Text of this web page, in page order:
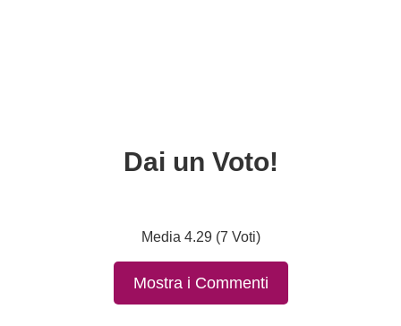
Dai un Voto!
Media 4.29 (7 Voti)
Mostra i Commenti